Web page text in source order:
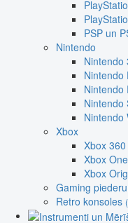
PSP un
Nintendo
Nintendo
Nintendo
Nintendo
Nintendo
Nintendo
Xbox
Xbox 360
Xbox
Xbox
Gaming
Retro konsoles